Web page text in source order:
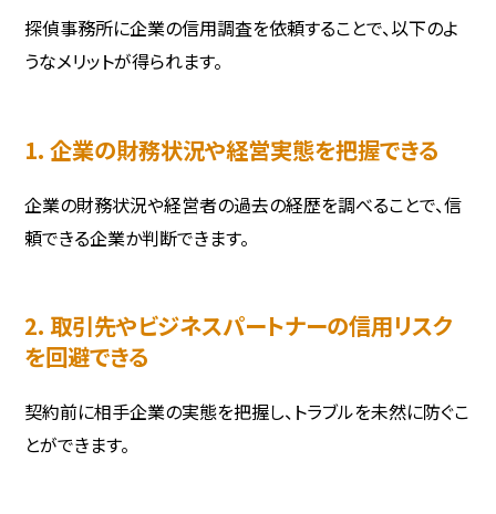
探偵事務所に企業の信用調査を依頼することで、以下のよ
うなメリットが得られます。
1. 企業の財務状況や経営実態を把握できる
企業の財務状況や経営者の過去の経歴を調べることで、信
頼できる企業か判断できます。
2. 取引先やビジネスパートナーの信用リスク
を回避できる
契約前に相手企業の実態を把握し、トラブルを未然に防ぐこ
とができます。